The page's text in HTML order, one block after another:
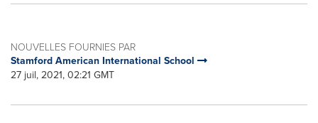
NOUVELLES FOURNIES PAR
Stamford American International School
27 juil, 2021, 02:21 GMT